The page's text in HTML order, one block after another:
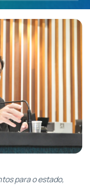
para o estado,